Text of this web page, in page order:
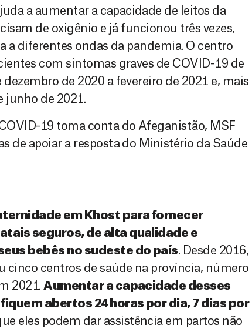
a aumentar a capacidade de leitos da
de oxigênio e já funcionou três vezes,
a diferentes ondas da pandemia. O centro
com sintomas graves de COVID-19 de
de 2020 a fevereiro de 2021 e, mais
junho de 2021.
19 toma conta do Afeganistão, MSF
de apoiar a resposta do Ministério da Saúde
em Khost para fornecer
seguros, de alta qualidade e
bebês no sudeste do país. Desde 2016,
cinco centros de saúde na província, número
2021.Aumentar a capacidade desses
abertos 24 horas por dia, 7 dias por
eles podem dar assistência em partos não